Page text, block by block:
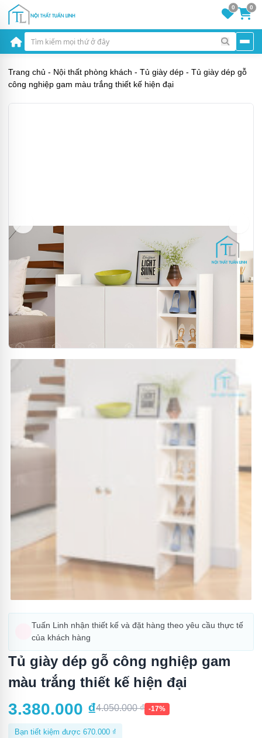
0 0
Trang chủ - Nội thất phòng khách - Tủ giày dép - Tủ giày dép gỗ
công nghiệp gam màu trắng thiết kế hiện đại
Tuấn Linh nhận thiết kế và đặt hàng theo yêu cầu thực tế
của khách hàng
Tủ giày dép gỗ công nghiệp gam
màu trắng thiết kế hiện đại
3.380.000 ₫4.050.000₫ -17%
Bạn tiết kiệm được 670.000 ₫